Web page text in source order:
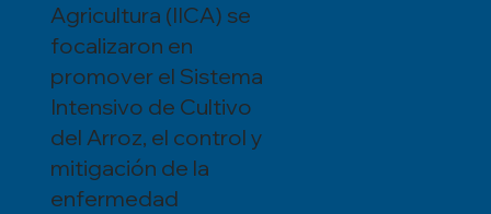
Agricultura (IICA) se
focalizaron en
promover el Sistema
Intensivo de Cultivo
del Arroz, el control y
mitigación de la
enfermedad